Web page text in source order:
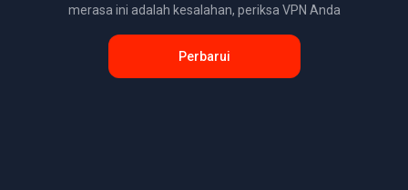
merasa ini adalah kesalahan, periksa VPN Anda
Perbarui